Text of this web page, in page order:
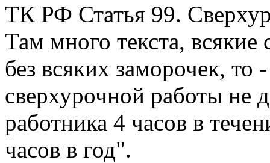
ТК РФ Статья 99.
Там много текста,
без всяких заморочек,
сверхурочной работы не
работника 4 часов в
часов в год".